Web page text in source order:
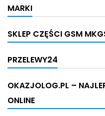
MARKI
SKLEP CZĘŚCI GSM
PRZELEWY24
OKAZJOLOG.PL –
ONLINE